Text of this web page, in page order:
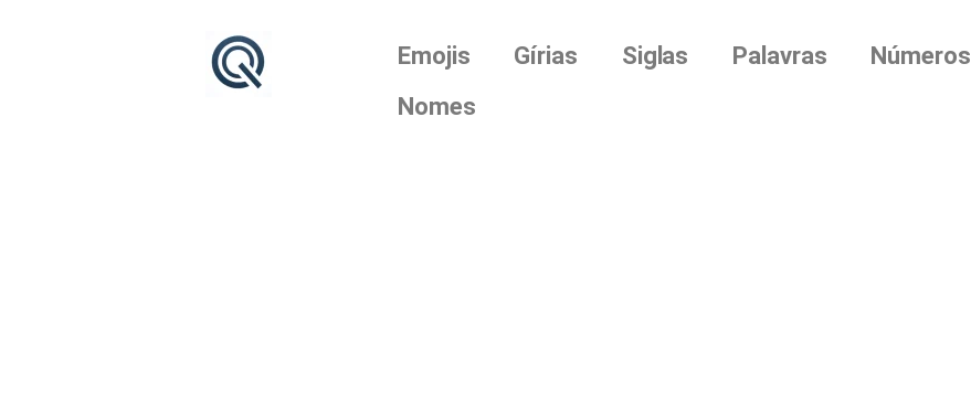
Emojis Gírias Siglas Palavras
Números
Nomes